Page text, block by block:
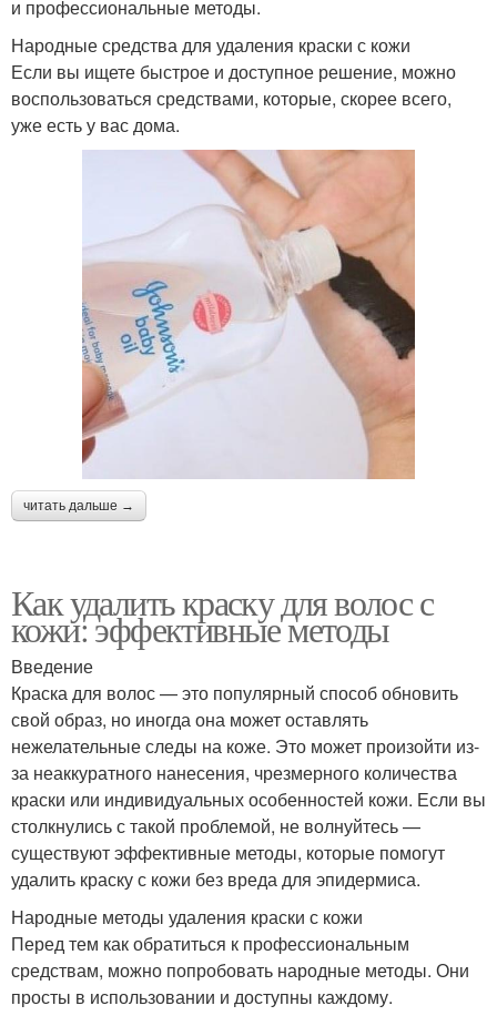
и профессиональные методы.
Народные средства для удаления краски с кожи
Если вы ищете быстрое и доступное решение, можно
воспользоваться средствами, которые, скорее всего,
уже есть у вас дома.
читать дальше →
Как удалить краску для волос с
кожи: эффективные методы
Введение
Краска для волос — это популярный способ обновить
свой образ, но иногда она может оставлять
нежелательные следы на коже. Это может произойти из-
за неаккуратного нанесения, чрезмерного количества
краски или индивидуальных особенностей кожи. Если вы
столкнулись с такой проблемой, не волнуйтесь —
существуют эффективные методы, которые помогут
удалить краску с кожи без вреда для эпидермиса.
Народные методы удаления краски с кожи
Перед тем как обратиться к профессиональным
средствам, можно попробовать народные методы. Они
просты в использовании и доступны каждому.